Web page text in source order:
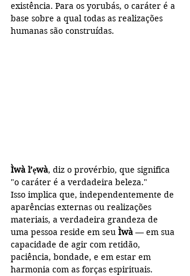
existência. Para os yorubás, o caráter é a
base sobre a qual todas as realizações
humanas são construídas.
Ìwà l’ẹwà, diz o provérbio, que significa
"o caráter é a verdadeira beleza."
Isso implica que, independentemente de
aparências externas ou realizações
materiais, a verdadeira grandeza de
uma pessoa reside em seu Ìwà — em sua
capacidade de agir com retidão,
paciência, bondade, e em estar em
harmonia com as forças espirituais.